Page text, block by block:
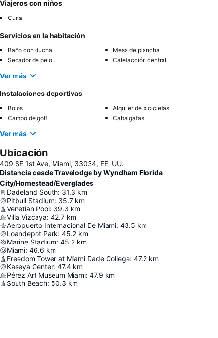
Viajeros con niños
Cuna
Servicios en la habitación
Baño con ducha
Mesa de plancha
Secador de pelo
Calefacción central
Ver más
Instalaciones deportivas
Bolos
Alquiler de bicicletas
Campo de golf
Cabalgatas
Ver más
Ubicación
409 SE 1st Ave, Miami, 33034, EE. UU.
Distancia desde Travelodge by Wyndham Florida
City/Homestead/Everglades
Dadeland South: 31.3 km
Pitbull Stadium: 35.7 km
Venetian Pool: 39.3 km
Villa Vizcaya: 42.7 km
Aeropuerto Internacional De Miami: 43.5 km
Loandepot Park: 45.2 km
Marine Stadium: 45.2 km
Miami: 46.6 km
Freedom Tower at Miami Dade College: 47.2 km
Kaseya Center: 47.4 km
Pérez Art Museum Miami: 47.9 km
South Beach: 50.3 km